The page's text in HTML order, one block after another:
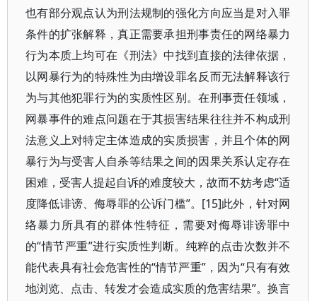
也有部分观点认为刑法规制的强化方向应当是对入罪
条件的扩张解释，真正需要承担刑事责任的网络暴力
行为本质上均可在《刑法》中找到直接的法律依据，
以网暴行为的特殊性为由增设罪名反而无法解释该行
为与其他犯罪行为的实质性区别。在刑事责任领域，
网暴事件的难点问题在于其损害结果往往并不构成刑
法意义上对特定主体造成的实质损害，并且个体的网
暴行为与受害人自杀等结果之间的因果关系认定存在
困难，受害人提起自诉的难度较大，故而不妨考虑“适
度降低诽谤、侮辱罪的公诉门槛”。[15]此外，针对网
络暴力所具有的群体性特征，需要对侮辱诽谤罪中
的“情节严重”进行实质性判断。纯粹的点击次数并不
能代表具有社会危害性的“情节严重”，因为“只有有效
地浏览、点击、转发才会造成实质的危害结果”。换言